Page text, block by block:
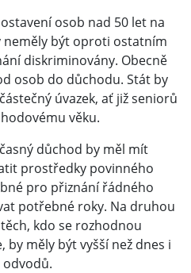
osob nad 50 let na
být oproti ostatním
diskriminovány. Obecně
osob do důchodu. Stát by
úvazek, ať již seniorů
věku.
důchod by měl mít
prostředky povinného
pro přiznání řádného
potřebné roky. Na druhou
kdo se rozhodnou
měly být vyšší než dnes i